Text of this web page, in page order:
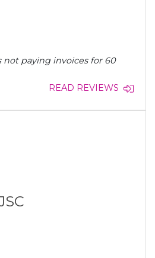
not paying invoices for 60
READ REVIEWS